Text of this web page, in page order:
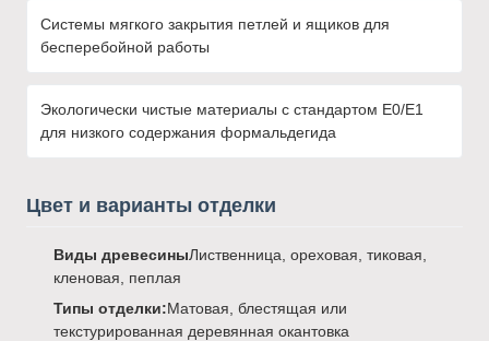
Системы мягкого закрытия петлей и ящиков для
бесперебойной работы
Экологически чистые материалы с стандартом E0/E1
для низкого содержания формальдегида
Цвет и варианты отделки
Виды древесиныЛиственница, ореховая, тиковая,
кленовая, пеплая
Типы отделки:Матовая, блестящая или
текстурированная деревянная окантовка